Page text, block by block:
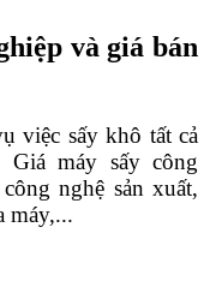
và giá bán
việc sấy khô tất cả
máy sấy công
nghệ sản xuất,
máy,...